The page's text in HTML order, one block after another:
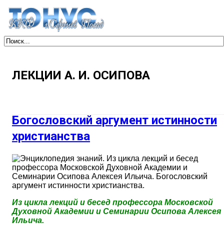
ЛЕКЦИИ А. И. ОСИПОВА
Богословский аргумент истинности
христианства
Из цикла лекций и бесед профессора Московской
Духовной Академии и Семинарии Осипова Алексея
Ильича.